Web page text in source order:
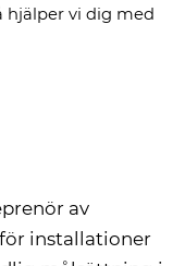
hjälper vi dig med
av
installationer